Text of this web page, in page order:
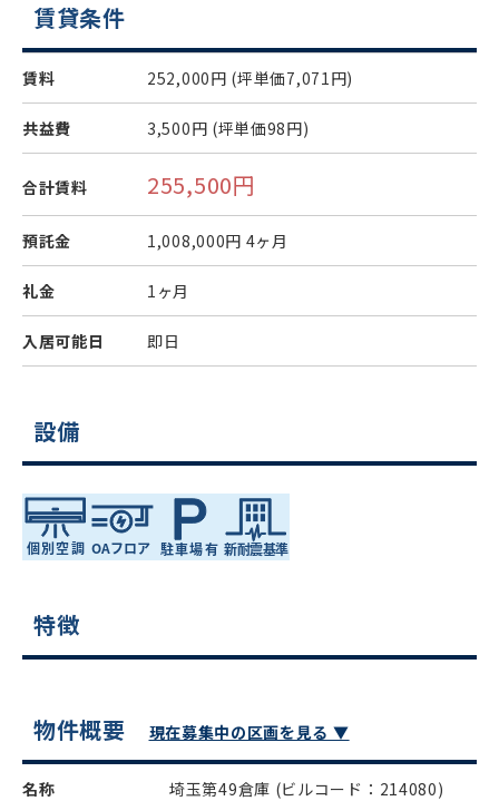
賃貸条件
賃料 252,000円 (坪単価7,071円)
共益費 3,500円 (坪単価98円)
合計賃料 255,500円
預託金 1,008,000円 4ヶ月
礼金 1ヶ月
入居可能日 即日
設備
特徴
物件概要 現在募集中の区画を見る ▼
名称 埼玉第49倉庫 (ビルコード：214080)